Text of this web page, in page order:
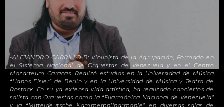
-ALEJANDRO CARRILLO B; Violinista de la Agrupación; Formado en
el Sistema Nacional de Orquestas de Venezuela y en el Centro
Mozarteum Caracas. Realizó estudios en la Universidad de Música
“Hanns Eisler” de Berlín y en la Universidad de Música y Teatro de
Rostock. En su ya extensa vida artística, ha realizado conciertos de
solista con Orquestas como la “Filarmónica Nacional de Venezuela”
y la “Mitteldeutsche Kammerphilharmonie” en diversas salas de